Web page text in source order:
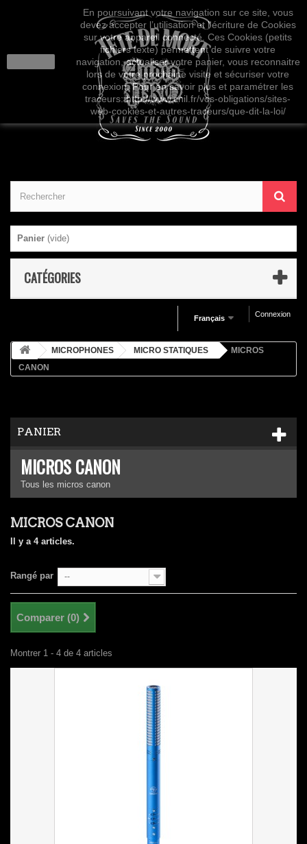
Panier (vide)
CATÉGORIES
Connexion
Français
MICROPHONES MICRO STATIQUES
MICROS
CANON
PANIER
MICROS CANON
Tous les micros canon
MICROS CANON
Il y a 4 articles.
Rangé par --
Comparer (0)
Montrer 1 - 4 de 4 articles
En poursuivant votre navigation sur ce site, vous
devez accepter l’utilisation et l'écriture de Cookies
sur votre appareil connecté. Ces Cookies (petits
fichiers texte) permettent de suivre votre
navigation, actualiser votre panier, vous reconnaitre
lors de votre prochaine visite et sécuriser votre
connexion. Pour en savoir plus et paramétrer les
traceurs: http://www.cnil.fr/vos-obligations/sites-
web-cookies-et-autres-traceurs/que-dit-la-loi/